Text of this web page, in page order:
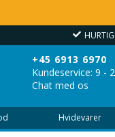
+45 6913 6970
Kundeservice: 9 -
Chat med os
Hvidevarer